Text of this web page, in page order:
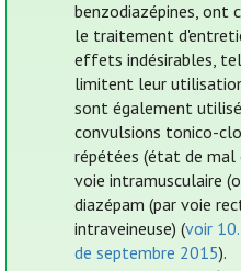
benzodiazépines, ont
le traitement
effets indésirables,
limitent leur
sont également
convulsions tonico-
répétées (état de mal
voie intramusculaire
diazépam (par voie
intraveineuse) (voir
de septembre 2015).